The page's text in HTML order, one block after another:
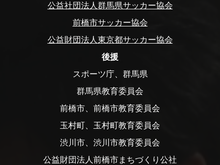
公益社団法人群馬県サッカー協会
前橋市サッカー協会
公益財団法人東京都サッカー協会
後援
スポーツ庁、群馬県
群馬県教育委員会
前橋市、前橋市教育委員会
玉村町、玉村町教育委員会
渋川市、渋川市教育委員会
公益財団法人前橋市まちづくり公社